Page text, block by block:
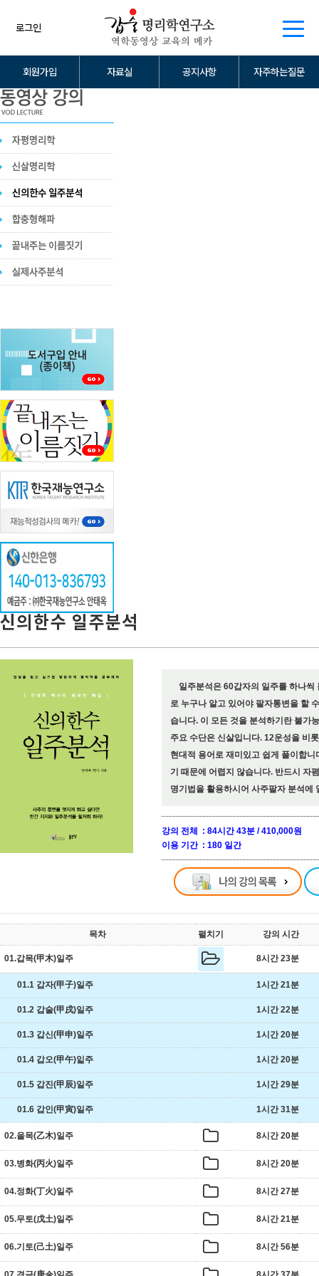
로그인
회원가입 자료실 공지사항 자주하는질문
일주분석은 60갑자의 일주를 하나
로 누구나 알고 있어야 팔자통변을 할
습니다. 이 모든 것을 분석하기란 불가
주요 수단은 신살입니다. 12운성을 비
현대적 용어로 재미있고 쉽게 풀이합
기 때문에 어렵지 않습니다. 반드시 자
명기법을 활용하시어 사주팔자 분석에
강의 전체 : 84시간 43분 / 410,000원
이용 기간 : 180 일간
목차 펼치기 강의 시간
01.갑목(甲木)일주 8시간 23분
01.1 갑자(甲子)일주 1시간 21분
01.2 갑술(甲戌)일주 1시간 22분
01.3 갑신(甲申)일주 1시간 20분
01.4 갑오(甲午)읿주 1시간 20분
01.5 갑진(甲辰)일주 1시간 29분
01.6 갑인(甲寅)일주 1시간 31분
02.을목(乙木)일주 8시간 20분
03.병화(丙火)일주 8시간 20분
04.정화(丁火)일주 8시간 27분
05.무토(戊土)일주 8시간 21분
06.기토(己土)일주 8시간 56분